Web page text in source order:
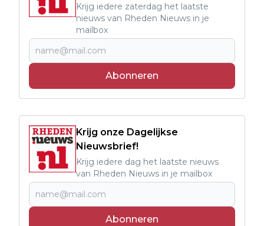
Krijg iedere zaterdag het laatste
nieuws van Rheden Nieuws in je
mailbox
Abonneren
Krijg onze Dagelijkse
Nieuwsbrief!
Krijg iedere dag het laatste nieuws
van Rheden Nieuws in je mailbox
Abonneren